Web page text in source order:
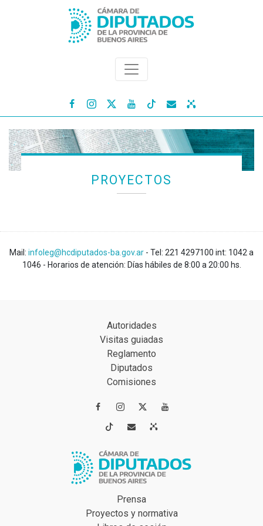
   
PROYECTOS
Mail: infoleg@hcdiputados-ba.gov.ar - Tel: 221 4297100 int: 1042 a
1046 - Horarios de atención: Días hábiles de 8:00 a 20:00 hs.
Autoridades
Visitas guiadas
Reglamento
Diputados
Comisiones
 
 
Prensa
Proyectos y normativa